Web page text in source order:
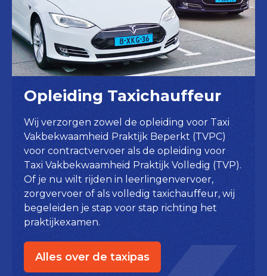
Opleiding Taxichauffeur
Wij verzorgen zowel de opleiding voor Taxi
Vakbekwaamheid Praktijk Beperkt (TVPC)
voor contractvervoer als de opleiding voor
Taxi Vakbekwaamheid Praktijk Volledig (TVP).
Of je nu wilt rijden in leerlingenvervoer,
zorgvervoer of als volledig taxichauffeur, wij
begeleiden je stap voor stap richting het
praktijkexamen.
Alles over de taxipas